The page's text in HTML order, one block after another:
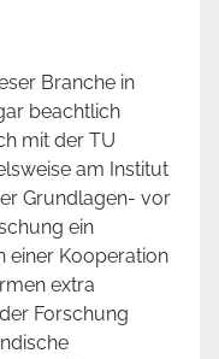
Branche in
beachtlich
mit der TU
am Institut
Grundlagen- vor
ein
einer Kooperation
extra
Forschung